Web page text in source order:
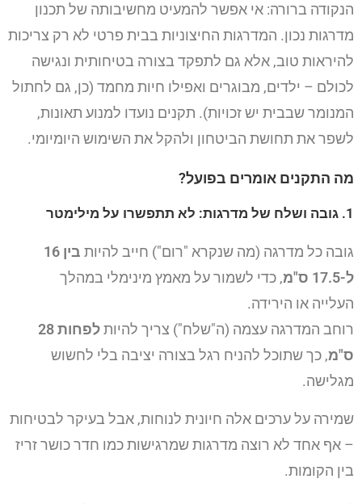
הנקודה ברורה: אי אפשר להמעיט מחשיבותה של תכנון
מדרגות נכון. המדרגות החיצוניות בבית פרטי לא רק צריכות
להיראות טוב, אלא גם לתפקד בצורה בטיחותית ונגישה
לכולם – ילדים, מבוגרים ואפילו חיות מחמד (כן, גם לחתול
המנומר שבבית יש זכויות). תקנים נועדו למנוע תאונות,
לשפר את תחושת הביטחון ולהקל את השימוש היומיומי.
מה התקנים אומרים בפועל?
1. גובה ושלח של מדרגות: לא תתפשרו על מילימטר
גובה כל מדרגה (מה שנקרא "רום") חייב להיות
בין 16
ל-17.5 ס"מ
, כדי לשמור על מאמץ מינימלי במהלך
העלייה או הירידה.
רוחב המדרגה עצמה (ה"שלח") צריך להיות
לפחות 28
ס"מ, כך שתוכל להניח רגל בצורה יציבה בלי לחשוש
מגלישה.
שמירה על ערכים אלה חיונית לנוחות, אבל בעיקר לבטיחות
– אף אחד לא רוצה מדרגות שמרגישות כמו חדר כושר זריז
בין הקומות.